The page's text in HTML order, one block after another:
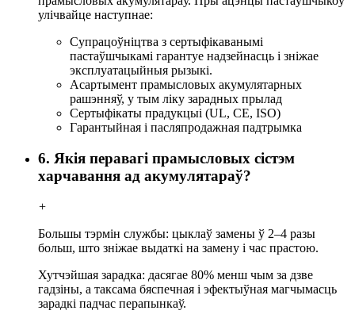
улічвайце наступнае:
Супрацоўніцтва з сертыфікаванымі
пастаўшчыкамі гарантуе надзейнасць і зніжае
эксплуатацыйныя рызыкі.
Асартымент прамысловых акумулятарных
рашэнняў, у тым ліку зарадных прылад
Сертыфікаты прадукцыі (UL, CE, ISO)
Гарантыйная і пасляпродажная падтрымка
6. Якія перавагі прамысловых сістэм
харчавання ад акумулятараў?
+
Большы тэрмін службы: цыклаў замены ў 2–4 разы
больш, што зніжае выдаткі на замену і час прастою.
Хутчэйшая зарадка: дасягае 80% менш чым за дзве
гадзіны, а таксама бяспечная і эфектыўная магчымасць
зарадкі падчас перапынкаў.